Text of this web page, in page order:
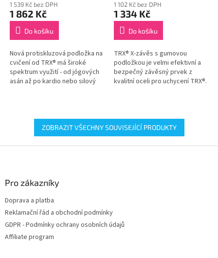
1 539 Kč bez DPH
1 862 Kč
Do košíku
Nová protiskluzová podložka na
cvičení od TRX® má široké
spektrum využití - od jógových
asán až po kardio nebo silový
1 102 Kč bez DPH
1 334 Kč
Do košíku
TRX® X-závěs s gumovou
podložkou je velmi efektivní a
bezpečný závěsný prvek z
kvalitní oceli pro uchycení TRX®.
ZOBRAZIT VŠECHNY SOUVISEJÍCÍ PRODUKTY
Pro zákazníky
Doprava a platba
Reklamační řád a obchodní podmínky
GDPR - Podmínky ochrany osobních údajů
Affiliate program